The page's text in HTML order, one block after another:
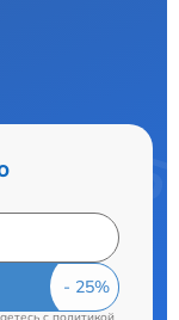
cполитикой